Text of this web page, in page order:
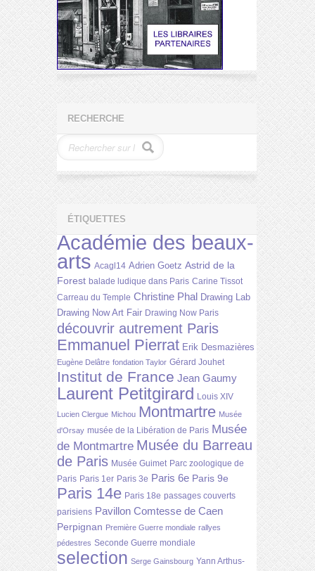
RECHERCHE
ÉTIQUETTES
Académie des beaux-
arts Acagl14 Adrien Goetz Astrid de la
Forest balade ludique dans Paris Carine Tissot
Carreau du Temple Christine Phal Drawing Lab
Drawing Now Art Fair Drawing Now Paris
découvrir autrement Paris
Emmanuel Pierrat Erik Desmazières
Eugène Delâtre fondation Taylor Gérard Jouhet
Institut de France Jean Gaumy
Laurent Petitgirard Louis XIV
Lucien Clergue Michou Montmartre Musée
d'Orsay musée de la Libération de Paris Musée
de Montmartre Musée du Barreau
de Paris Musée Guimet Parc zoologique de
Paris Paris 1er Paris 3e Paris 6e Paris 9e
Paris 14e Paris 18e passages couverts
parisiens Pavillon Comtesse de Caen
Perpignan Première Guerre mondiale rallyes
pédestres Seconde Guerre mondiale
selection Serge Gainsbourg Yann Arthus-